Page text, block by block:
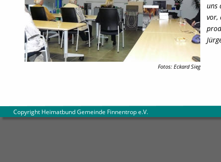
uns
vor,
Fotos: Eckard Sieg
        Copyright Heimatbund Gemeinde Finnentrop e.V
.